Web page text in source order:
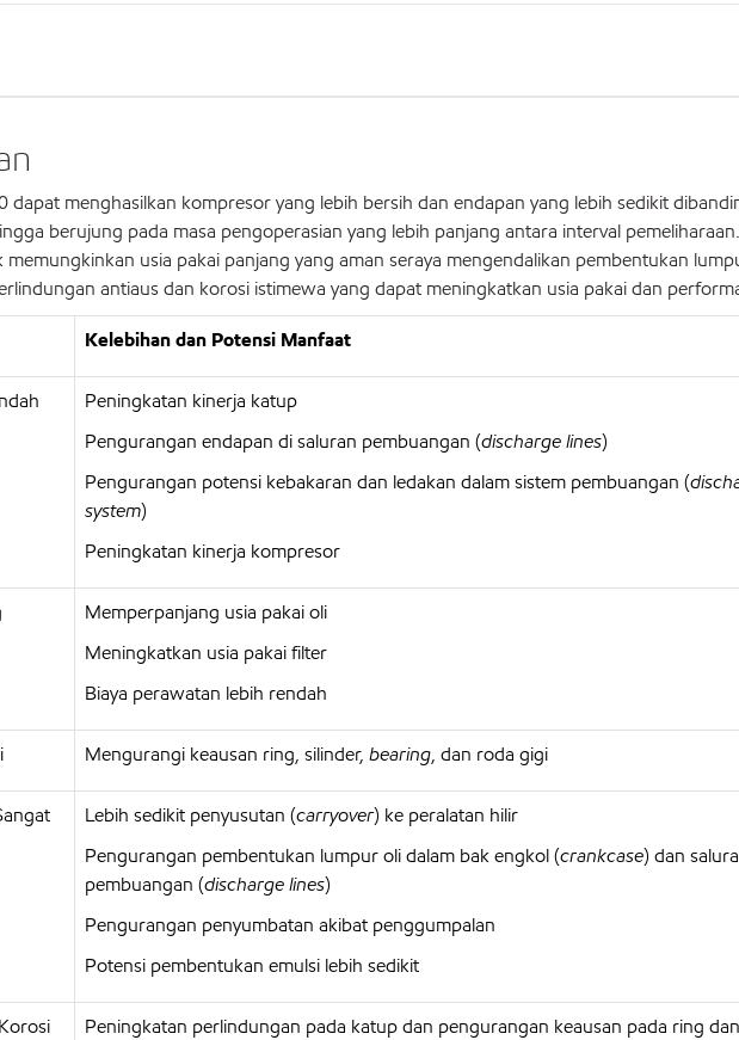
dapat menghasilkan kompresor yang lebih bersih dan endapan yang lebih sedikit
berujung pada masa pengoperasian yang lebih panjang antara interval
usia pakai panjang yang aman seraya mengendalikan pembentukan
antiaus dan korosi istimewa yang dapat meningkatkan usia pakai dan
Kelebihan dan Potensi Manfaat
Peningkatan kinerja katup
Pengurangan endapan di saluran pembuangan (discharge lines)
Pengurangan potensi kebakaran dan ledakan dalam sistem pembuangan (
system)
Peningkatan kinerja kompresor
Memperpanjang usia pakai oli
Meningkatkan usia pakai filter
Biaya perawatan lebih rendah
Mengurangi keausan ring, silinder, bearing, dan roda gigi
Lebih sedikit penyusutan (carryover) ke peralatan hilir
Pengurangan pembentukan lumpur oli dalam bak engkol (crankcase) dan
pembuangan (discharge lines)
Pengurangan penyumbatan akibat penggumpalan
Potensi pembentukan emulsi lebih sedikit
Peningkatan perlindungan pada katup dan pengurangan keausan pada ring